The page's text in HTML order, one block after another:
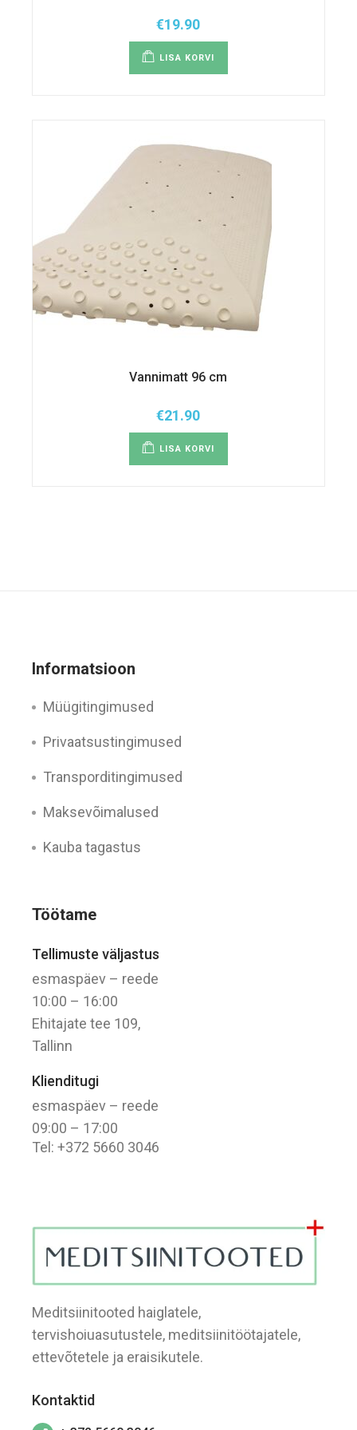
€19.90
LISA KORVI
Vannimatt 96 cm
€21.90
LISA KORVI
Meditsiinitooted haiglatele,
tervishoiuasutustele, meditsiinitöötajatele,
ettevõtetele ja eraisikutele.
Kontaktid
Töötame
Tellimuste väljastus
esmaspäev – reede
10:00 – 16:00
Ehitajate tee 109,
Tallinn
Klienditugi
esmaspäev – reede
09:00 – 17:00
Tel: +372 5660 3046
Informatsioon
Müügitingimused
Privaatsustingimused
Transporditingimused
Maksevõimalused
Kauba tagastus